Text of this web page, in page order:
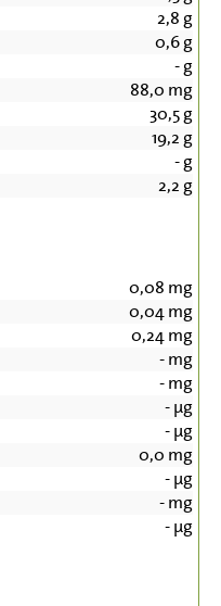
2,8 g
0,6g
-g
88,0 mg
30,5g
19,2 g
-g
2,2 g
0,08 mg
0,04mg
0,24mg
-mg
-mg
-µg
-µg
0,0 mg
-µg
-mg
-µg